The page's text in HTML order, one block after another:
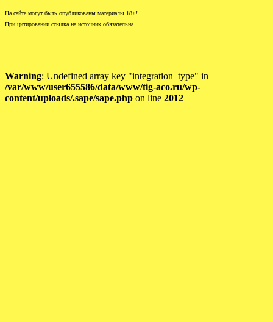
На сайте могут быть опубликованы материалы 18+!
При цитировании ссылка на источник обязательна.
Warning: Undefined array key "integration_type" in
/var/www/user655586/data/www/tig-aco.ru/wp-
content/uploads/.sape/sape.php on line 2012